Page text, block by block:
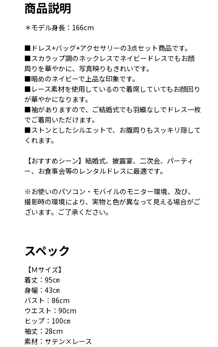
商品説明
＊モデル身長：166cm
■ドレス+バッグ+アクセサリーの3点セット商品です。
■スカラップ調のネックレスでネイビードレスでもお顔
周りを華やかに、写真映りもきれいです。
■暗めのネイビーで上品な印象です。
■レース素材を使用しているので着席していてもお顔回り
が華やかになります。
■袖がありますので、ご結婚式でも羽織なしでドレス一枚
でご着用いただけます。
■ストンとしたシルエットで、お腹周りもスッキリ隠して
くれます。
【おすすめシーン】結婚式、披露宴、二次会、パーティ
ー、お食事会等のレンタルドレスに最適です。
※お使いのパソコン・モバイルのモニター環境、及び、
撮影時の環境により、実物と色が異なって見える場合がご
ざいます。ご了承ください。
スペック
【Ｍサイズ】
着丈：95㎝
身幅：43㎝
バスト：86cm
ウエスト：90cm
ヒップ：100㎝
袖丈：28cm
素材：サテン×レース